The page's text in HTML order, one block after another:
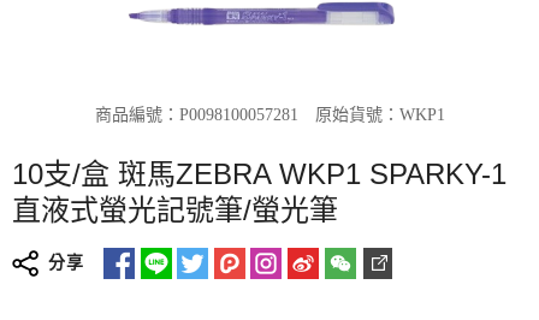
商品編號：P0098100057281 原始貨號：WKP1
10支/盒 斑馬ZEBRA WKP1 SPARKY-1
直液式螢光記號筆/螢光筆
分享